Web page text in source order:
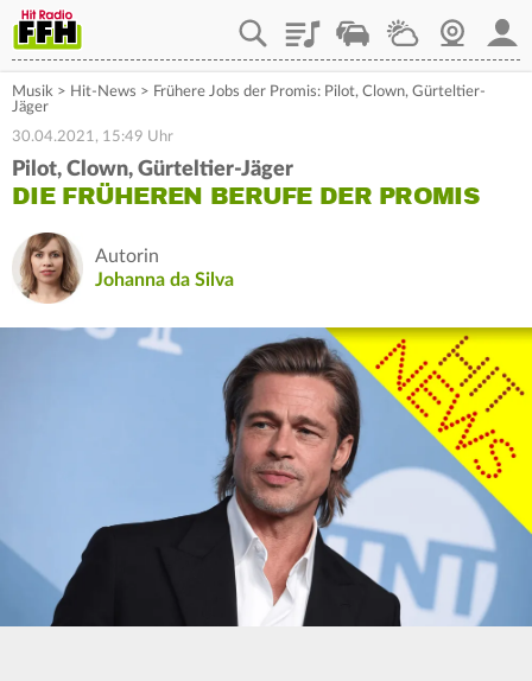
PlaylistStaupilotWetterWebcam
Musik > Hit-News > Frühere Jobs der Promis: Pilot, Clown, Gürteltier-
Jäger
30.04.2021, 15:49 Uhr
Pilot, Clown, Gürteltier-Jäger
DIE FRÜHEREN BERUFE DER PROMIS
Autorin
Johanna da Silva